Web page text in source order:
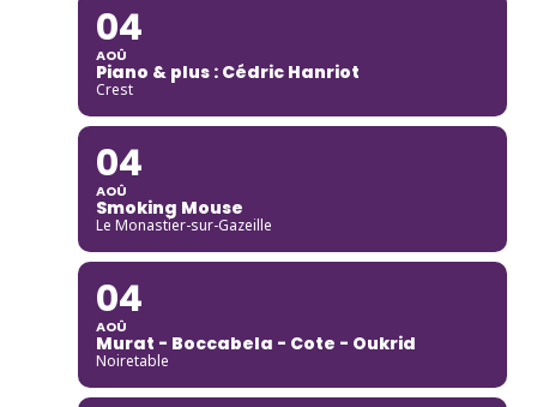
04
AOÛ
Piano & plus : Cédric Hanriot
Crest
04
AOÛ
Smoking Mouse
Le Monastier-sur-Gazeille
04
AOÛ
Murat - Boccabela - Cote - Oukrid
Noiretable